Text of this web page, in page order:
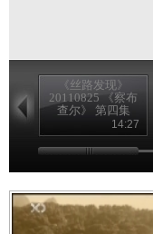
《丝路发现》
20110825 《察布
查尔》 第四集
14:27